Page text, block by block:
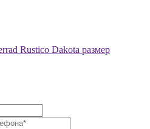
Rustico Dakota размер